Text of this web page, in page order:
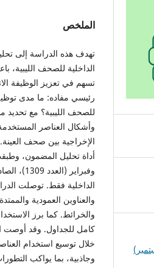
الملخص
تهدف هذه الدراسة إلى
الداخلية للصحف الليبية،
تسهم في تعزيز الوظيفة
رئيسي مفاده: ما مدى
للصحف الليبية؟ مع تحديد
وأشكال العناصر
الإخراجية بين صحف العينة.
أداة تحليل المضمون،
الداخلية فقط. توصلت
والعناوين العمودية
والخرائط. كما برز
كامل للجداول. وقد أوصت
خلال توسيع استخدام
وجاذبية، بما يواكب